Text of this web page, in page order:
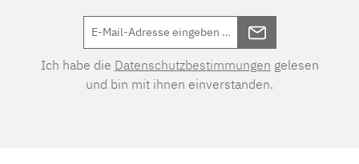
Ich habe die Datenschutzbestimmungen gelesen
und bin mit ihnen einverstanden.